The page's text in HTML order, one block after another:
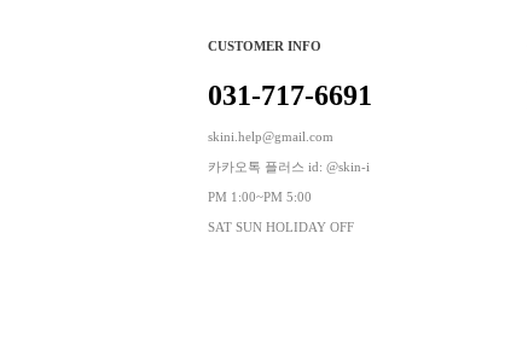
CUSTOMER INFO
031-717-6691
skini.help@gmail.com
카카오톡 플러스 id: @skin-i
PM 1:00~PM 5:00
SAT SUN HOLIDAY OFF